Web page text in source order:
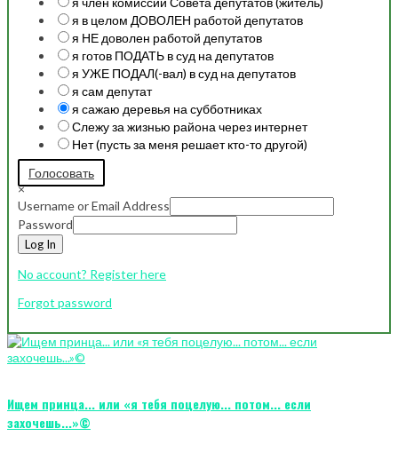
я в целом ДОВОЛЕН работой депутатов
я НЕ доволен работой депутатов
я готов ПОДАТЬ в суд на депутатов
я УЖЕ ПОДАЛ(-вал) в суд на депутатов
я сам депутат
я сажаю деревья на субботниках
Слежу за жизнью района через интернет
Нет (пусть за меня решает кто-то другой)
Голосовать
×
Username or Email Address
Password
Log In
No account? Register here
Forgot password
Ищем принца... или «я тебя поцелую... потом... если
захочешь...»©